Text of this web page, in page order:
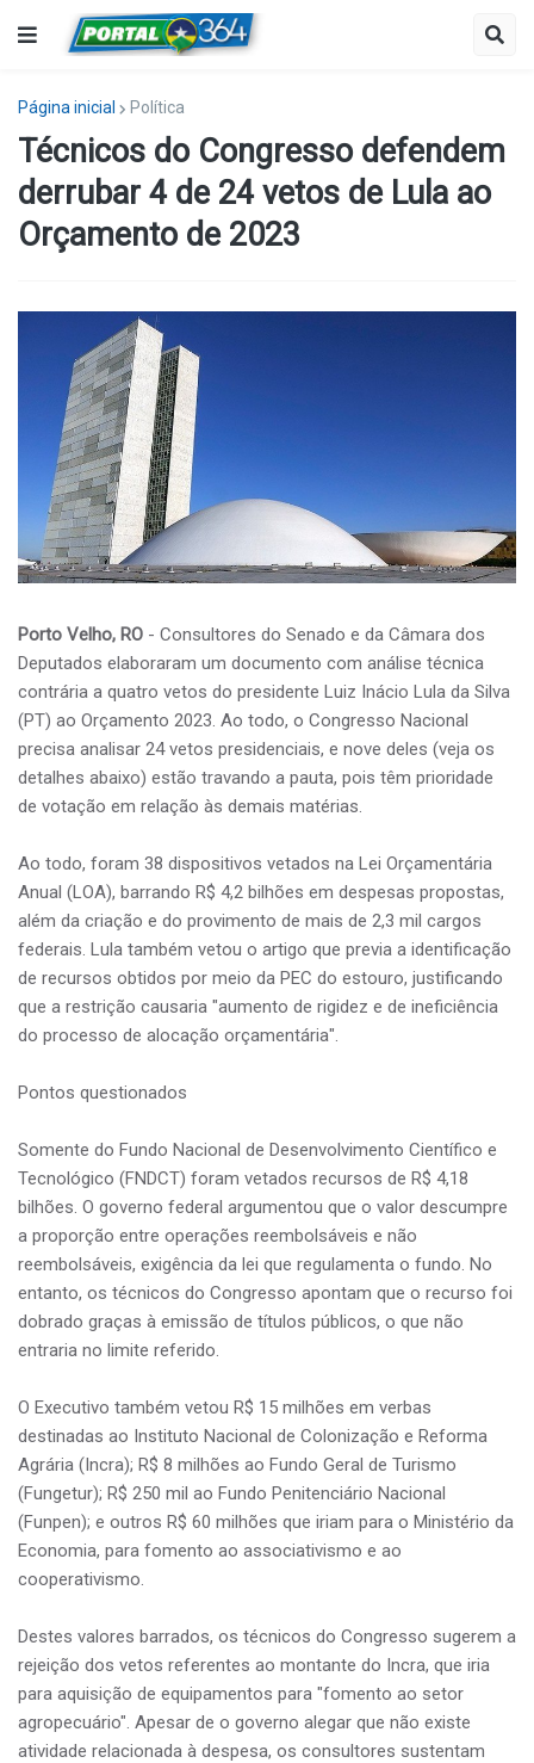
Página inicial Política
Técnicos do Congresso defendem
derrubar 4 de 24 vetos de Lula ao
Orçamento de 2023
Porto Velho, RO - Consultores do Senado e da Câmara dos
Deputados elaboraram um documento com análise técnica
contrária a quatro vetos do presidente Luiz Inácio Lula da Silva
(PT) ao Orçamento 2023. Ao todo, o Congresso Nacional
precisa analisar 24 vetos presidenciais, e nove deles (veja os
detalhes abaixo) estão travando a pauta, pois têm prioridade
de votação em relação às demais matérias.
Ao todo, foram 38 dispositivos vetados na Lei Orçamentária
Anual (LOA), barrando R$ 4,2 bilhões em despesas propostas,
além da criação e do provimento de mais de 2,3 mil cargos
federais. Lula também vetou o artigo que previa a identificação
de recursos obtidos por meio da PEC do estouro, justificando
que a restrição causaria "aumento de rigidez e de ineficiência
do processo de alocação orçamentária".
Pontos questionados
Somente do Fundo Nacional de Desenvolvimento Científico e
Tecnológico (FNDCT) foram vetados recursos de R$ 4,18
bilhões. O governo federal argumentou que o valor descumpre
a proporção entre operações reembolsáveis e não
reembolsáveis, exigência da lei que regulamenta o fundo. No
entanto, os técnicos do Congresso apontam que o recurso foi
dobrado graças à emissão de títulos públicos, o que não
entraria no limite referido.
O Executivo também vetou R$ 15 milhões em verbas
destinadas ao Instituto Nacional de Colonização e Reforma
Agrária (Incra); R$ 8 milhões ao Fundo Geral de Turismo
(Fungetur); R$ 250 mil ao Fundo Penitenciário Nacional
(Funpen); e outros R$ 60 milhões que iriam para o Ministério da
Economia, para fomento ao associativismo e ao
cooperativismo.
Destes valores barrados, os técnicos do Congresso sugerem a
rejeição dos vetos referentes ao montante do Incra, que iria
para aquisição de equipamentos para "fomento ao setor
agropecuário". Apesar de o governo alegar que não existe
atividade relacionada à despesa, os consultores sustentam